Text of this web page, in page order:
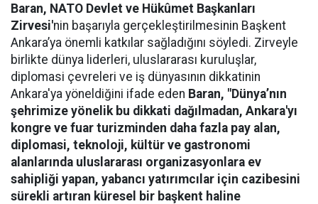
Baran, NATO Devlet ve Hükûmet Başkanları
Zirvesi'nin başarıyla gerçekleştirilmesinin Başkent
Ankara’ya önemli katkılar sağladığını söyledi. Zirveyle
birlikte dünya liderleri, uluslararası kuruluşlar,
diplomasi çevreleri ve iş dünyasının dikkatinin
Ankara'ya yöneldiğini ifade eden Baran, "Dünya’nın
şehrimize yönelik bu dikkati dağılmadan, Ankara'yı
kongre ve fuar turizminden daha fazla pay alan,
diplomasi, teknoloji, kültür ve gastronomi
alanlarında uluslararası organizasyonlara ev
sahipliği yapan, yabancı yatırımcılar için cazibesini
sürekli artıran küresel bir başkent haline